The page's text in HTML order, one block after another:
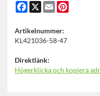
Facebook
X Email
Artikelnummer:
KL421036-58-47
Direktlänk:
Högerklicka och kopiera